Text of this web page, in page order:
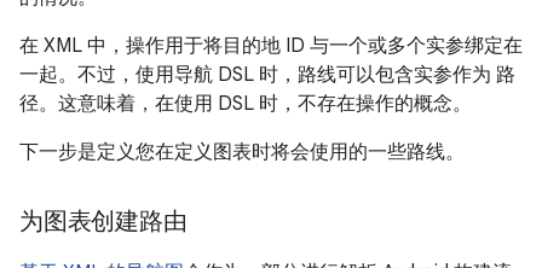
在 XML 中，操作用于将目的地 ID 与一个或多个实参绑定在
一起。不过，使用导航 DSL 时，路线可以包含实参作为 路
径。这意味着，在使用 DSL 时，不存在操作的概念。
下一步是定义您在定义图表时将会使用的一些路线。
为图表创建路由